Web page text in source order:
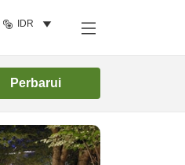
IDR
Perbarui
Cari kamar